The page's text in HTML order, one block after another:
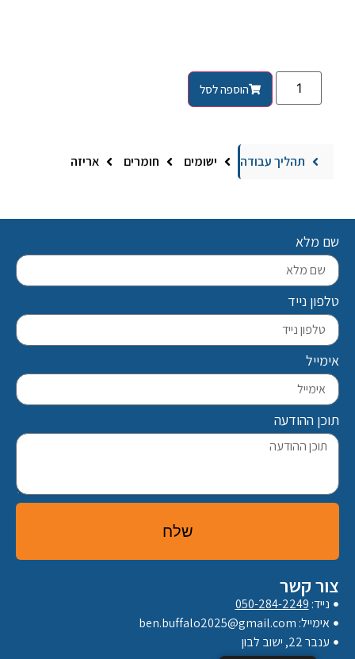
הוספה לסל
תהליך עבודה ישומים חומרים אריזה
צור קשר
נייד: 050-284-2249⁩
אימייל: ben.buffalo2025@gmail.com
ענבר 22, ישוב לבון
שם מלא
טלפון נייד
אימייל
תוכן ההודעה
שלח